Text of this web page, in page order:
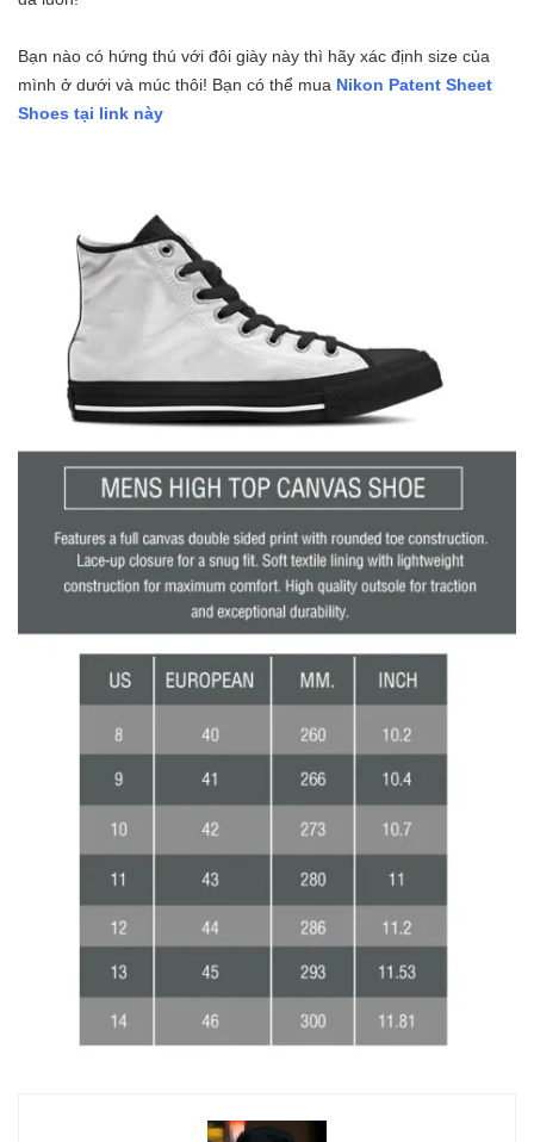
Bạn nào có hứng thú với đôi giày này thì hãy xác định size của
mình ở dưới và múc thôi! Bạn có thể mua Nikon Patent Sheet
Shoes tại link này